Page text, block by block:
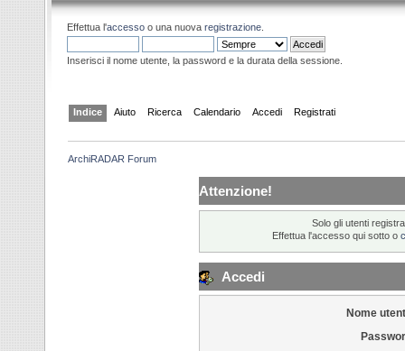
Effettua l'accesso o una nuova registrazione.
Inserisci il nome utente, la password e la durata della sessione.
Indice Aiuto Ricerca Calendario Accedi Registrati
ArchiRADAR Forum
Attenzione!
Solo gli utenti
Effettua l'accesso qui sotto o
Accedi
Nome